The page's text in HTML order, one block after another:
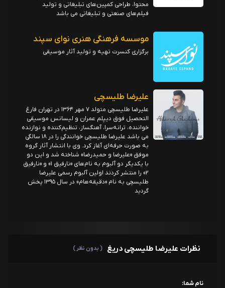
محتوا، طراحی کمپین‌های تبلیغاتی و تولید
فیلم‌های صنعتی و تبلیغاتی می باشد
موسسه فرهنگی هنری نوای سپند
برگزاری کنسرت تهیه و تولید آثار موسیقی
علیرضا طلیسچی
علیرضا طلیسچی متولد ۷ مهر ۱۳۶۴ در تهران فارغ
التحصیل فوق دیپلم عمران و لیسانس موسیقی
خواننده، ترانه‌سرا، آهنگساز، تنظیم‌کننده و نوازنده
می باشد علیرضا طلیسچی خوانندگی را در ۱۸ سالگی
به صورت حرفه‌ای آغاز کرد. وی با انتشار آثار گروه
موفق «علیرضا و حمیدرضا» شناخته شد و این دو
با یکدیگر دو آلبوم به نام‌های «نارفیق ۱» و «نارفیق
۲» را منتشر کردند اولین آلبوم رسمی علیرضا
طلیسچی به نام «دقیقه‌هام» در سال ۱۳۹۵ پخش
گردید
نظرات علیرضا طلیسچی دریغ ( بدون نظر )
نام شما: